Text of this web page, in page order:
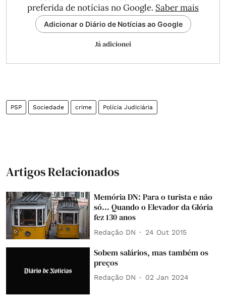
preferida de notícias no Google. Saber mais
Adicionar o Diário de Notícias ao Google
Já adicionei
PSP Sociedade crime Polícia Judiciária
Artigos Relacionados
Memória DN: Para o turista e não
só... Quando o Elevador da Glória
fez 130 anos
Redação DN 24 Out 2015
Sobem salários, mas também os
preços
Redação DN 02 Jan 2024